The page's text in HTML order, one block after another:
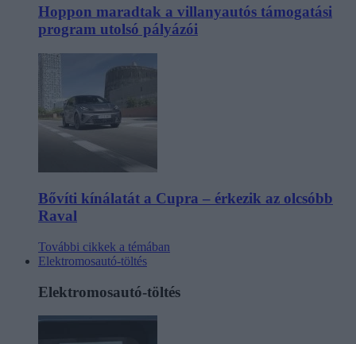
Hoppon maradtak a villanyautós támogatási
program utolsó pályázói
Bővíti kínálatát a Cupra – érkezik az olcsóbb
Raval
További cikkek a témában
Elektromosautó-töltés
Elektromosautó-töltés